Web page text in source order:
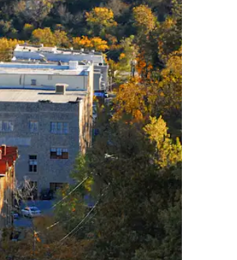
ou en appuyant et en faisant glisser.